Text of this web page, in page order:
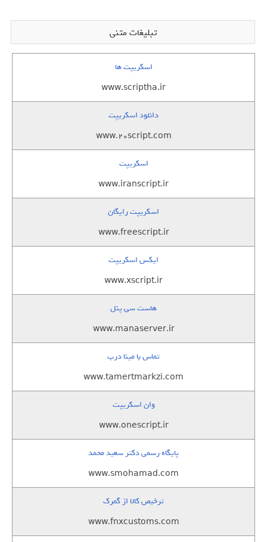
تبلیغات متنی
اسکریپت ها
www.scriptha.ir
دانلود اسکریپت
www.20script.com
اسکریپت
www.iranscript.ir
اسکریپت رایگان
www.freescript.ir
ایکس اسکریپت
www.xscript.ir
هاست سی پنل
www.manaserver.ir
تماس با مینا درب
www.tamertmarkzi.com
وان اسکریپت
www.onescript.ir
پایگاه رسمی دکتر سعید محمد
www.smohamad.com
ترخیص کالا از گمرک
www.fnxcustoms.com